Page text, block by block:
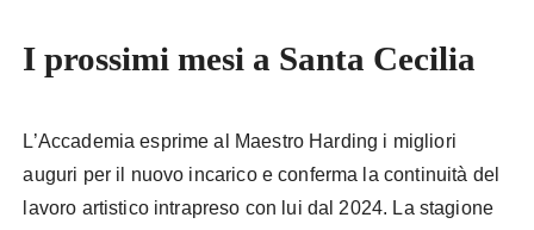
I prossimi mesi a Santa Cecilia
L’Accademia esprime al Maestro Harding i migliori
auguri per il nuovo incarico e conferma la continuità del
lavoro artistico intrapreso con lui dal 2024. La stagione